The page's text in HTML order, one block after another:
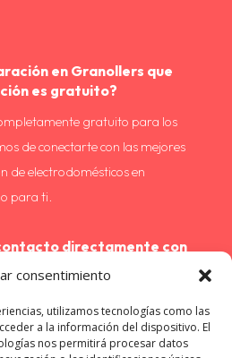
consentimiento
utilizamos tecnologías como las
a la información del dispositivo. El
nos permitirá procesar datos
en Granollers que
es gratuito?
gratuito para los
de conectarte con las mejores
de electrodomésticos en
para ti.
directamente con
red en Alicante ofrecen
muchos casos, tarifas